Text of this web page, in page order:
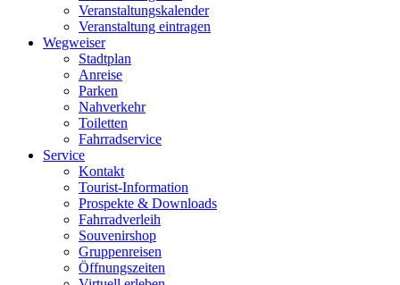
Veranstaltungskalender
Veranstaltung eintragen
Wegweiser
Stadtplan
Anreise
Parken
Nahverkehr
Toiletten
Fahrradservice
Service
Kontakt
Tourist-Information
Prospekte & Downloads
Fahrradverleih
Souvenirshop
Gruppenreisen
Öffnungszeiten